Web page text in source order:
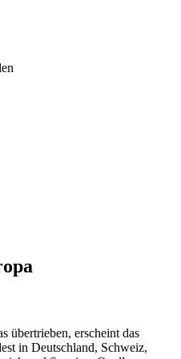
übertrieben, erscheint das
in Deutschland, Schweiz,